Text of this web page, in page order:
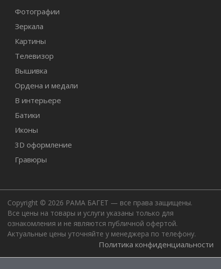
Фотографии
Зеркала
Картины
Телевизор
Вышивка
Ордена и медали
В интерьере
Батики
Иконы
3D оформление
Гравюры
Copyright © 2026 РАМА БАГЕТ — все права защищены.
Все цены на товары и услуги указаны только для
ознакомления и не являются публичной офертой.
Актуальные цены уточняйте у менеджера по телефону.
Политика конфиденциальности